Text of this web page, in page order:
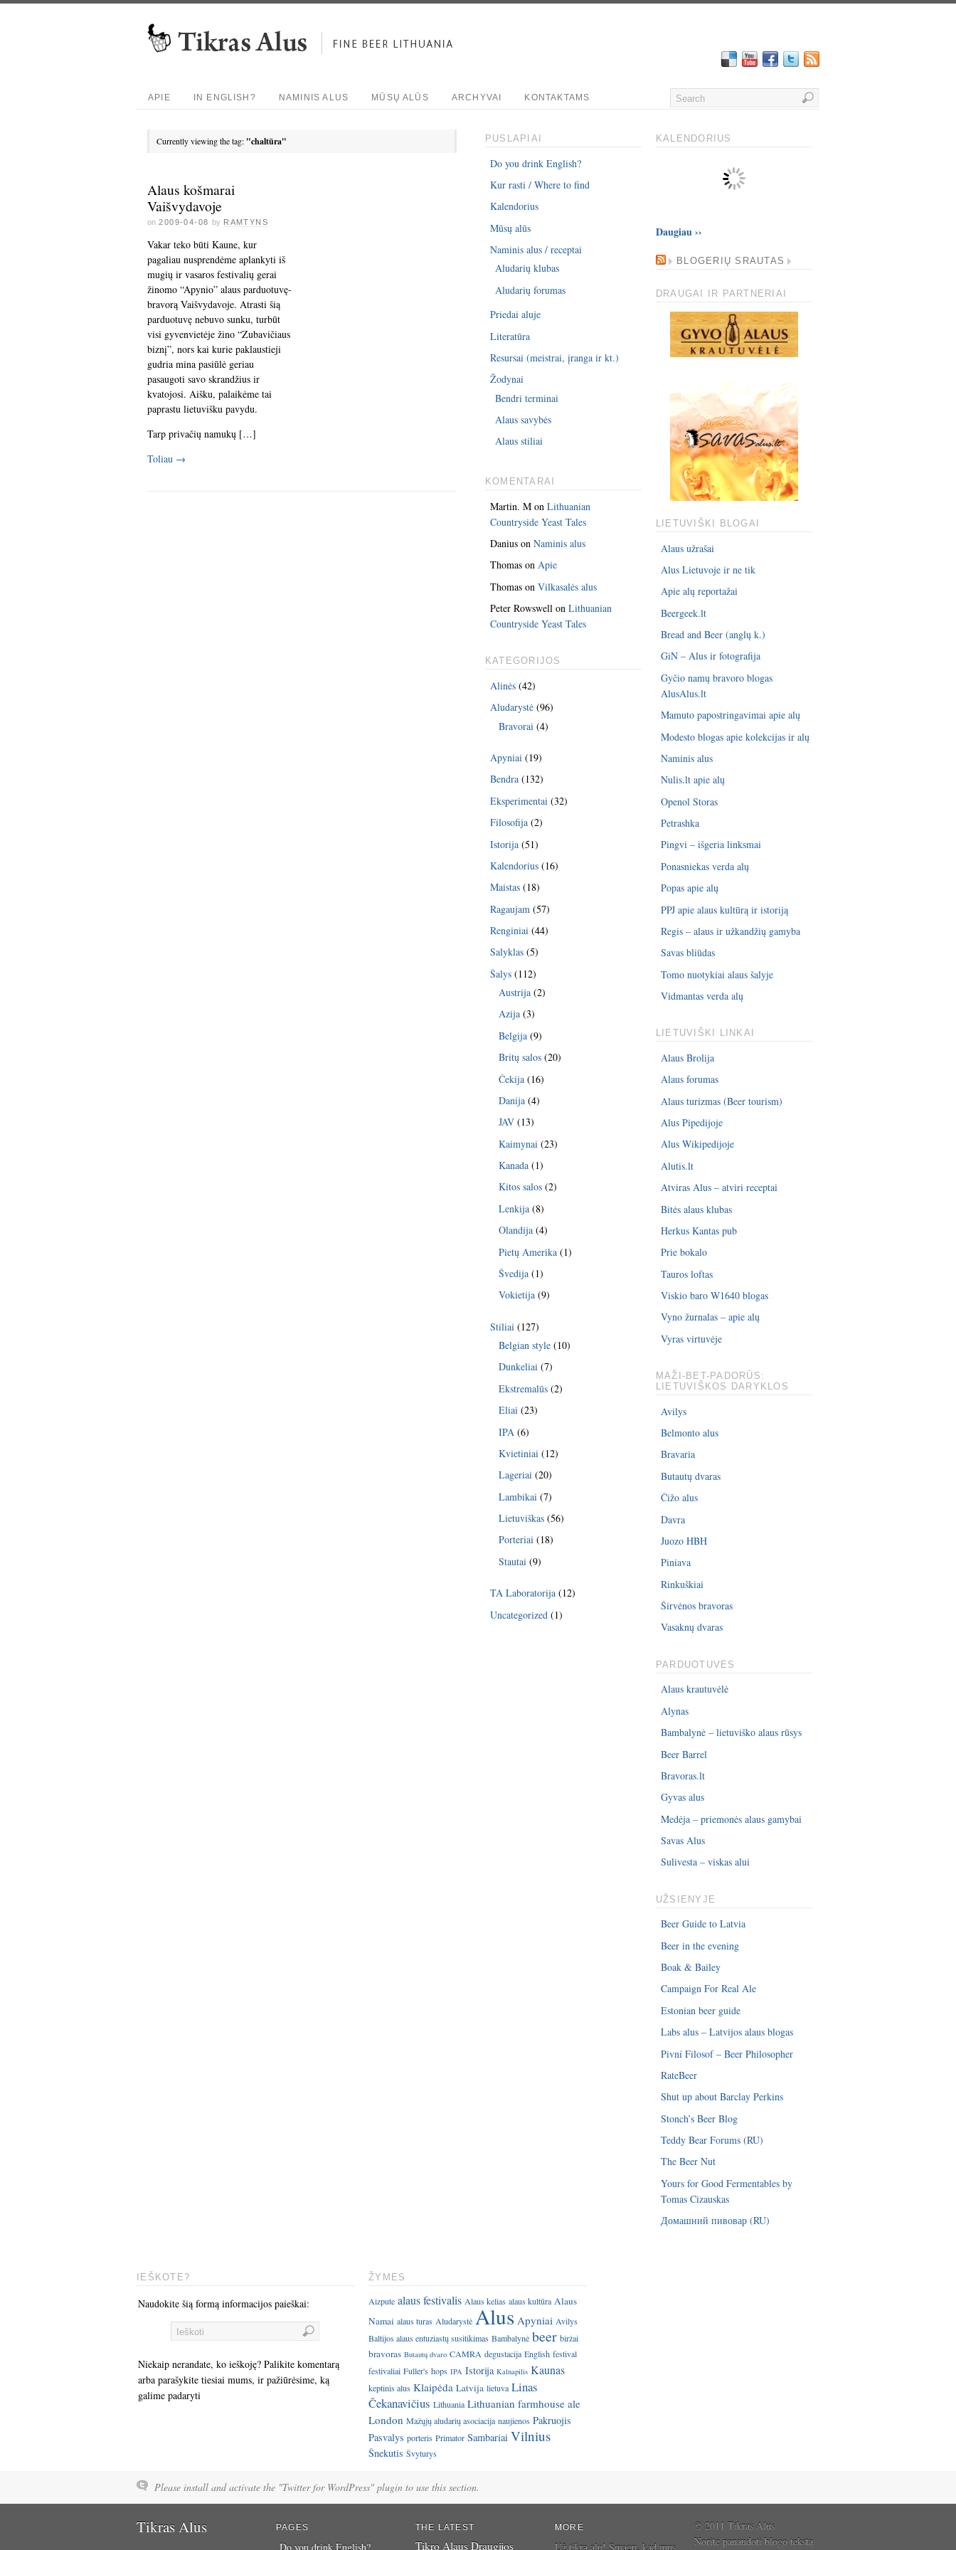
APIE IN ENGLISH? NAMINIS ALUS MŪSŲ ALŪS ARCHYVAI KONTAKTAMS
Currently viewing the tag: "chaltūra"
Alaus košmarai
Vaišvydavoje
on 2009-04-08 by RAMTYNS
Vakar teko būti Kaune, kur
pagaliau nusprendėme aplankyti iš
mugių ir vasaros festivalių gerai
žinomo “Apynio” alaus parduotuvę-
bravorą Vaišvydavoje. Atrasti šią
parduotuvę nebuvo sunku, turbūt
visi gyvenvietėje žino “Zubavičiaus
biznį”, nors kai kurie paklaustieji
gudria mina pasiūlė geriau
pasaugoti savo skrandžius ir
kvatojosi. Aišku, palaikėme tai
paprastu lietuvišku pavydu.
Tarp privačių namukų […]
Toliau →
PUSLAPIAI
Do you drink English?
Kur rasti / Where to find
Kalendorius
Mūsų alūs
Naminis alus / receptai
Aludarių klubas
Aludarių forumas
Priedai aluje
Literatūra
Resursai (meistrai, įranga ir kt.)
Žodynai
Bendri terminai
Alaus savybės
Alaus stiliai
KOMENTARAI
Martin. M onLithuanian
Countryside Yeast Tales
Danius onNaminis alus
Thomas onApie
Thomas onVilkasalės alus
Peter Rowswell onLithuanian
Countryside Yeast Tales
KATEGORIJOS
Alinės (42)
Aludarystė (96)
Bravorai (4)
Apyniai (19)
Bendra (132)
Eksperimentai (32)
Filosofija (2)
Istorija (51)
Kalendorius (16)
Maistas (18)
Ragaujam (57)
Renginiai (44)
Salyklas (5)
Šalys (112)
Austrija (2)
Azija (3)
Belgija (9)
Britų salos (20)
Čekija (16)
Danija (4)
JAV (13)
Kaimynai (23)
Kanada (1)
Kitos salos (2)
Lenkija (8)
Olandija (4)
Pietų Amerika (1)
Švedija (1)
Vokietija (9)
Stiliai (127)
Belgian style (10)
Dunkeliai (7)
Ekstremalūs (2)
Eliai (23)
IPA (6)
Kvietiniai (12)
Lageriai (20)
Lambikai (7)
Lietuviškas (56)
Porteriai (18)
Stautai (9)
TA Laboratorija (12)
Uncategorized (1)
KALENDORIUS
Daugiau››
BLOGERIŲ SRAUTAS
DRAUGAI IR PARTNERIAI
LIETUVIŠKI BLOGAI
Alaus užrašai
Alus Lietuvoje ir ne tik
Apie alų reportažai
Beergeek.lt
Bread and Beer (anglų k.)
GiN – Alus ir fotografija
Gyčio namų bravoro blogas
AlusAlus.lt
Mamuto papostringavimai apie alų
Modesto blogas apie kolekcijas ir alų
Naminis alus
Nulis.lt apie alų
Openol Storas
Petrashka
Pingvi – išgeria linksmai
Ponasniekas verda alų
Popas apie alų
PPJ apie alaus kultūrą ir istoriją
Regis – alaus ir užkandžių gamyba
Savas bliūdas
Tomo nuotykiai alaus šalyje
Vidmantas verda alų
LIETUVIŠKI LINKAI
Alaus Brolija
Alaus forumas
Alaus turizmas (Beer tourism)
Alus Pipedijoje
Alus Wikipedijoje
Alutis.lt
Atviras Alus – atviri receptai
Bitės alaus klubas
Herkus Kantas pub
Prie bokalo
Tauros loftas
Viskio baro W1640 blogas
Vyno žurnalas – apie alų
Vyras virtuvėje
MAŽI-BET-PADORŪS:
LIETUVIŠKOS DARYKLOS
Avilys
Belmonto alus
Bravaria
Butautų dvaras
Čižo alus
Davra
Juozo HBH
Piniava
Rinkuškiai
Širvėnos bravoras
Vasaknų dvaras
PARDUOTUVĖS
Alaus krautuvėlė
Alynas
Bambalynė – lietuviško alaus rūsys
Beer Barrel
Bravoras.lt
Gyvas alus
Medėja – priemonės alaus gamybai
Savas Alus
Sulivesta – viskas alui
UŽSIENYJE
Beer Guide to Latvia
Beer in the evening
Boak & Bailey
Campaign For Real Ale
Estonian beer guide
Labs alus – Latvijos alaus blogas
Pivní Filosof – Beer Philosopher
RateBeer
Shut up about Barclay Perkins
Stonch’s Beer Blog
Teddy Bear Forums (RU)
The Beer Nut
Yours for Good Fermentables by
Tomas Cizauskas
Домашний пивовар (RU)
IEŠKOTE?
Naudokite šią formą informacijos paieškai:
Niekaip nerandate, ko ieškoję? Palikite komentarą
arba parašykite tiesiai mums, ir pažiūrėsime, ką
galime padaryti
ŽYMĖS
Aizpute alaus festivalis Alaus kelias alaus kultūra Alaus
Namai alaus turas Aludarystė Alus Apyniai Avilys
Baltijos alaus entuziastų susitikimas Bambalynė beer biržai
bravoras Butautų dvaro CAMRA degustacija English festival
festivaliai Fuller's hops IPA Istorija Kalnapilis Kaunas
keptinis alus Klaipėda Latvija lietuva Linas
Čekanavičius Lithuania Lithuanian farmhouse ale
London Mažųjų aludarių asociacija naujienos Pakruojis
Pasvalys porteris Primator Sambariai Vilnius
Šnekutis Švyturys
Please install and activate the "Twitter for WordPress" plugin to use this section.
Tikras Alus PAGES
Do you drink English?
THE LATEST
Tikro Alaus Draugijos
MORE
Už tikrą alų! Smagu, kad mus
© 2011 Tikras Alus
Norite panaudoti blogo tekstą